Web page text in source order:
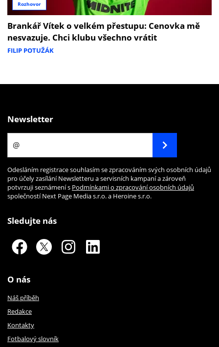
Rozhovor
Brankář Vítek o velkém přestupu: Cenovka mě
nesvazuje. Chci klubu všechno vrátit
FILIP POTUŽÁK
Newsletter
Odesláním registrace souhlasím se zpracováním svých osobních údajů
pro účely zasílání Newsletteru a servisních kampaní a zároveň
potvrzuji seznámení s Podmínkami o zpracování osobních údajů
společností Next Page Media s.r.o. a Heroine s.r.o.
Sledujte nás
O nás
Náš příběh
Redakce
Kontakty
Fotbalový slovník